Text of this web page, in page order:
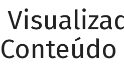
Conteúdo